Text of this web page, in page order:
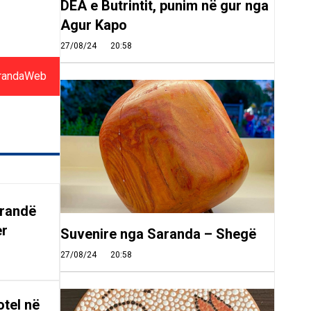
në
DEA e Butrintit, punim në gur nga
Agur Kapo
27/08/24 20:58
Suvenire nga Saranda – Shegë
27/08/24 20:58